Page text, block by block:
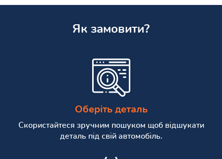
Як замовити?
Оберіть деталь
Скористайтеся зручним пошуком щоб відшукати
деталь під свій автомобіль.